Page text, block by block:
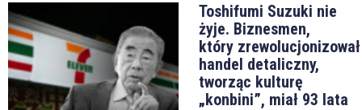
Toshifumi Suzuki nie
żyje. Biznesmen,
który zrewolucjonizował
handel detaliczny,
tworząc kulturę
„konbini”, miał 93 lata